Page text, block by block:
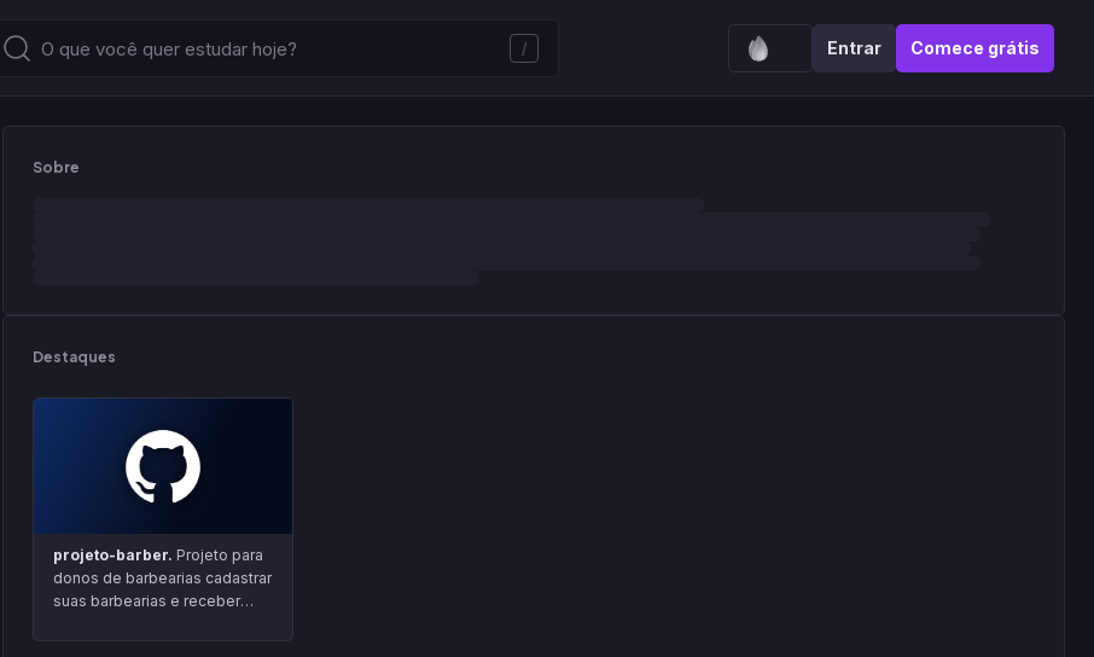
/ Entrar Comece grátis
Sobre
Destaques
projeto-barber. Projeto para
donos de barbearias cadastrar
suas barbearias e receber
agendamentos prévios, o app